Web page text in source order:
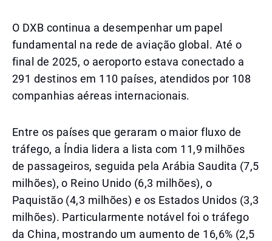
O DXB continua a desempenhar um papel
fundamental na rede de aviação global. Até o
final de 2025, o aeroporto estava conectado a
291 destinos em 110 países, atendidos por 108
companhias aéreas internacionais.
Entre os países que geraram o maior fluxo de
tráfego, a Índia lidera a lista com 11,9 milhões
de passageiros, seguida pela Arábia Saudita (7,5
milhões), o Reino Unido (6,3 milhões), o
Paquistão (4,3 milhões) e os Estados Unidos (3,3
milhões). Particularmente notável foi o tráfego
da China, mostrando um aumento de 16,6% (2,5